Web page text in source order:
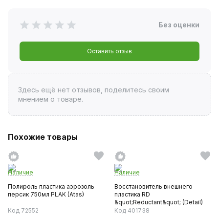
Без оценки
Оставить отзыв
Здесь ещё нет отзывов, поделитесь своим
мнением о товаре.
Похожие товары
Наличие
Полироль пластика аэрозоль
персик 750мл PLAK (Atas)
Код 72552
Наличие
Восстановитель внешнего
пластика RD
&quot;Reductant&quot; (Detail)
250мл
Код 401738